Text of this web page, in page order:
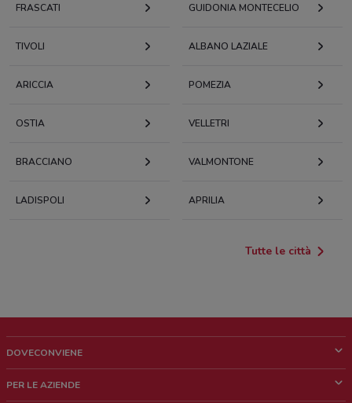
FRASCATI GUIDONIA MONTECELIO
TIVOLI ALBANO LAZIALE
ARICCIA POMEZIA
OSTIA VELLETRI
BRACCIANO VALMONTONE
LADISPOLI APRILIA
Tutte le città
DOVECONVIENE
PER LE AZIENDE